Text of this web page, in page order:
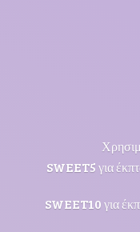
SWEET5 για
SWEET10 για